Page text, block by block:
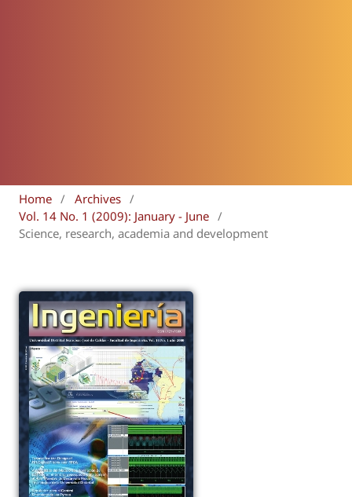
Home / Archives /
Vol. 14 No. 1 (2009): January - June /
Science, research, academia and development